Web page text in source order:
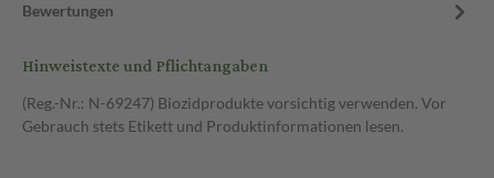
Bewertungen
Hinweistexte und Pflichtangaben
(Reg.-Nr.: N-69247) Biozidprodukte vorsichtig verwenden. Vor
Gebrauch stets Etikett und Produktinformationen lesen.